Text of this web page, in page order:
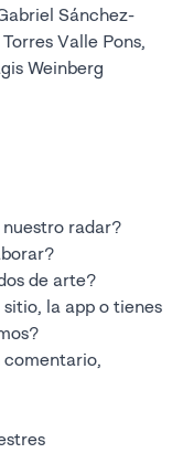
Sánchez-
Valle Pons,
Weinberg
nuestro radar?
de arte?
la app o tienes
comentario,